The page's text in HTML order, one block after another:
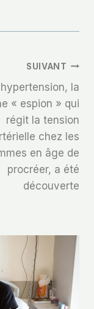
SUIVANT
la
« espion » qui
régit la tension
chez les
en âge de
procréer, a été
découverte